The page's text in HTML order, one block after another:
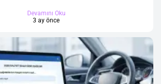
Devamını Oku
3 ay önce